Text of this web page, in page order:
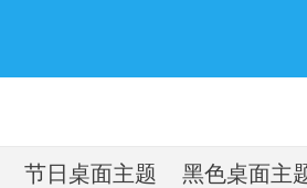
节日桌面主题 黑色桌面主